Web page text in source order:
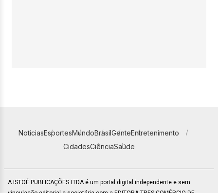
NotíciasEsportesMundoBrasilGenteEntretenimento
CidadesCiênciaSaúde
A ISTOÉ PUBLICAÇÕES LTDA é um portal digital independente e sem